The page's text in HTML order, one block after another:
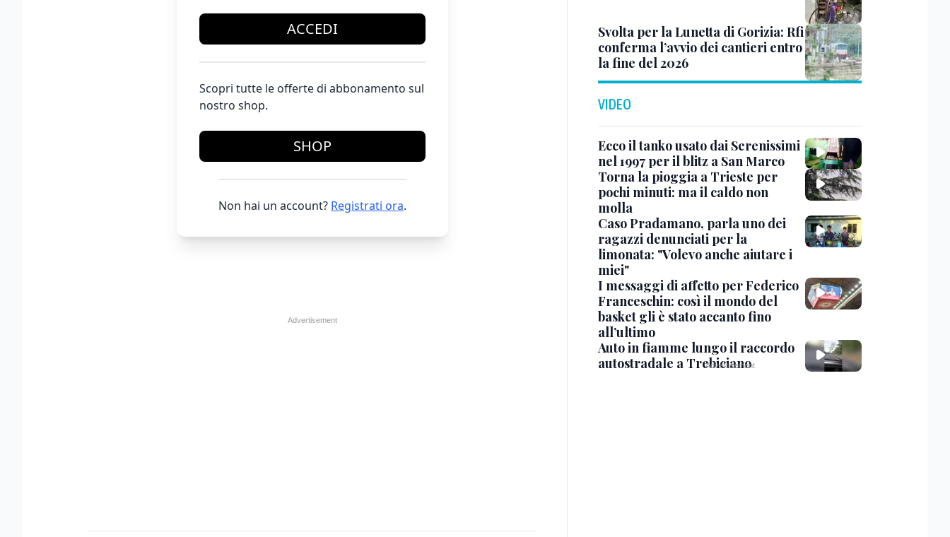
ACCEDI
Scopri tutte le offerte di abbonamento sul
nostro shop.
SHOP
Non hai un account? Registrati ora.
Svolta per la Lunetta di Gorizia: Rfi
conferma l’avvio dei cantieri entro
la fine del 2026
VIDEO
Ecco il tanko usato dai Serenissimi
nel 1997 per il blitz a San Marco
Torna la pioggia a Trieste per
pochi minuti: ma il caldo non
molla
Caso Pradamano, parla uno dei
ragazzi denunciati per la
limonata: "Volevo anche aiutare i
miei"
I messaggi di affetto per Federico
Franceschin: così il mondo del
basket gli è stato accanto fino
all’ultimo
Auto in fiamme lungo il raccordo
autostradale a Trebiciano